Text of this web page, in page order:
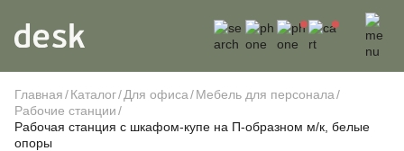
Главная Каталог Для офиса
Мебель для персонала
Рабочие станции
Рабочая станция с шкафом-купе на П-образном м/к, белые
опоры